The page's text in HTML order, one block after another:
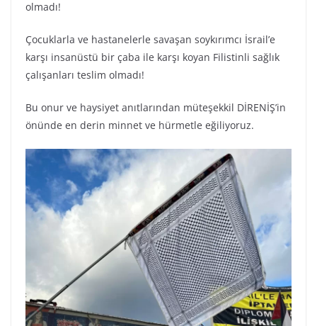
olmadı!
Çocuklarla ve hastanelerle savaşan soykırımcı İsrail’e
karşı insanüstü bir çaba ile karşı koyan Filistinli sağlık
çalışanları teslim olmadı!
Bu onur ve haysiyet anıtlarından müteşekkil DİRENİŞ’in
önünde en derin minnet ve hürmetle eğiliyoruz.